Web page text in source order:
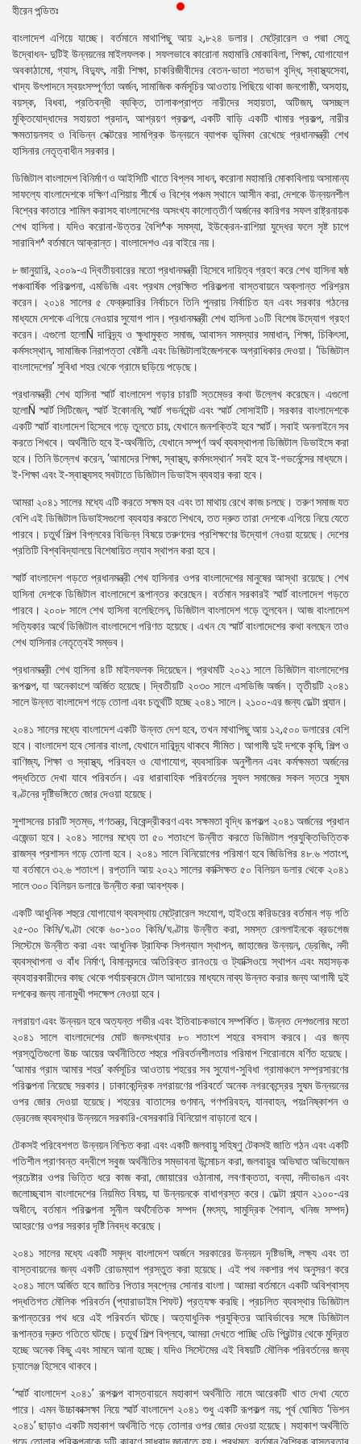
রিলিজ
প্রকাশনা
গ্যালারি
বিএনপি-
জামায়াত
সংগঠন
নির্বাচনী
ইশতেহার
হীরেন পন্ডিতঃ
বাংলাদেশ এগিয়ে যাচ্ছে। বর্তমানে মাথাপিছু আয় ২,৮২৪ ডলার। মেট্রোরেল ও পদ্মা সেতু
উদ্বোধন- দুটিই উন্নয়নের মাইলফলক। সফলভাবে কারোনা মহামারি মোকাবিলা, শিক্ষা, যোগাযোগ
অবকাঠামো, গ্যাস, বিদ্যুৎ, নারী শিক্ষা, চাকরিজীবীদের বেতন-ভাতা শতভাগ বৃদ্ধি, স্বাস্থ্যসেবা,
খাদ্য উৎপাদনে স্বয়ংসম্পূর্ণতা অর্জন, সামাজিক কর্মসূচির আওতায় পিছিয়ে থাকা জনগোষ্ঠী, অসহায়,
বয়স্ক, বিধবা, প্রতিবন্ধী ব্যক্তি, তালাকপ্রাপ্ত নারীদের সহায়তা, অটিজম, অসচ্ছল
মুক্তিযোদ্ধাদের সহায়তা প্রদান, আশ্রয়ণ প্রকল্প, একটি বাড়ি একটি খামার প্রকল্প, নারীর
ক্ষমতায়নসহ ও বিভিন্ন সেক্টরের সামগ্রিক উন্নয়নে ব্যাপক ভূমিকা রেখেছে প্রধানমন্ত্রী শেখ
হাসিনার নেতৃত্বাধীন সরকার।
ডিজিটাল বাংলাদেশ বিনির্মাণ ও আইসিটি খাতে বিপ্লব সাধন, করোনা মহামারি মোকাবিলায় অসামান্য
সাফল্যে বাংলাদেশকে দক্ষিণ এশিয়ায় শীর্ষে ও বিশ্বে পঞ্চম স্থানে আসীন করা, দেশকে উন্নয়নশীল
বিশ্বের কাতারে শামিল করাসহ বাংলাদেশের অসংখ্য কালোত্তীর্ণ অর্জনের কারিগর সফল রাষ্ট্রনায়ক
শেখ হাসিনা। যদিও করোনা-উত্তর বৈশি^ক সমস্যা, ইউক্রেন-রাশিয়া যুদ্ধের ফলে সৃষ্ট চাপে
সারাবিশ^ বর্তমানে আক্রান্ত। বাংলাদেশও এর বাইরে নয়।
৮ জানুয়ারি, ২০০৯-এ দ্বিতীয়বারের মতো প্রধানমন্ত্রী হিসেবে দায়িত্ব গ্রহণ করে শেখ হাসিনা ষষ্ঠ
পঞ্চবার্ষিক পরিকল্পনা, এমডিজি এবং প্রথম প্রেক্ষিত পরিকল্পনা বাস্তবায়নে অক্লান্ত পরিশ্রম
করেন। ২০১৪ সালের ৫ ফেব্রুয়ারির নির্বাচনে তিনি পুনরায় নির্বাচিত হন এবং সরকার গঠনের
মাধ্যমে দেশকে এগিয়ে নেওয়ার সুযোগ পান। প্রধানমন্ত্রী শেখ হাসিনা ১০টি বিশেষ উদ্যোগ গ্রহণ
করেন। এগুলো হলোÑ দারিদ্র্য ও ক্ষুধামুক্ত সমাজ, আবাসন সমস্যার সমাধান, শিক্ষা, চিকিৎসা,
কর্মসংস্থান, সামাজিক নিরাপত্তা বেষ্টনী এবং ডিজিটালাইজেশনকে অগ্রাধিকার দেওয়া। ‘ডিজিটাল
বাংলাদেশের’ সুবিধা শহর থেকে গ্রামে ছড়িয়ে পড়েছে।
প্রধানমন্ত্রী শেখ হাসিনা স্মার্ট বাংলাদেশ গড়ার চারটি স্তম্ভের কথা উল্লেখ করেছেন। এগুলো
হলোÑ স্মার্ট সিটিজেন, স্মার্ট ইকোনমি, স্মার্ট গভর্নমেন্ট এবং স্মার্ট সোসাইটি। সরকার বাংলাদেশকে
একটি স্মার্ট বাংলাদেশ হিসেবে গড়ে তুলতে চায়, যেখানে জনশক্তিই হবে স্মার্ট। সবাই অনলাইনে সব
করতে শিখবে। অর্থনীতি হবে ই-অর্থনীতি, যেখানে সম্পূর্ণ অর্থ ব্যবস্থাপনা ডিজিটাল ডিভাইসে করা
হবে। তিনি উল্লেখ করেন, ‘আমাদের শিক্ষা, স্বাস্থ্য, কর্মসংস্থান’ সবই হবে ই-গভর্নেন্সের মাধ্যমে।
ই-শিক্ষা এবং ই-স্বাস্থ্যসহ সবটাতে ডিজিটাল ডিভাইস ব্যবহার করা হবে।
আমরা ২০৪১ সালের মধ্যে এটি করতে সক্ষম হব এবং তা মাথায় রেখে কাজ চলছে। তরুণ সমাজ যত
বেশি এই ডিজিটাল ডিভাইসগুলো ব্যবহার করতে শিখবে, তত দ্রুত তারা দেশকে এগিয়ে নিয়ে যেতে
পারবে। চতুর্থ শিল্প বিপ্লবের বিভিন্ন বিষয়ে তরুণদের প্রশিক্ষণের উদ্যোগ নেওয়া হয়েছে। দেশের
প্রতিটি বিশ্ববিদ্যালয়ে বিশেষায়িত ল্যাব স্থাপন করা হবে।
স্মার্ট বাংলাদেশ গড়তে প্রধানমন্ত্রী শেখ হাসিনার ওপর বাংলাদেশের মানুষের আস্থা রয়েছে। শেখ
হাসিনা দেশকে ডিজিটাল বাংলাদেশে রূপান্তর করেছেন। বর্তমান সরকারই স্মার্ট বাংলাদেশ গড়তে
পারবে। ২০০৮ সালে শেখ হাসিনা বলেছিলেন, ডিজিটাল বাংলাদেশ গড়ে তুলবেন। আজ বাংলাদেশ
সত্যিকার অর্থে ডিজিটাল বাংলাদেশে পরিণত হয়েছে। এখন যে স্মার্ট বাংলাদেশের কথা বলছেন তাও
শেখ হাসিনার নেতৃত্বেই সম্ভব।
প্রধানমন্ত্রী শেখ হাসিনা ৪টি মাইলফলক দিয়েছেন। প্রথমটি ২০২১ সালে ডিজিটাল বাংলাদেশের
রূপকল্প, যা অনেকাংশে অর্জিত হয়েছে। দ্বিতীয়টি ২০৩০ সালে এসডিজি অর্জন। তৃতীয়টি ২০৪১
সালে উন্নত বাংলাদেশ গড়ে তোলা এবং চতুর্থটি হচ্ছে ২০৪১ সালে। ২১০০-এর জন্য ডেল্টা প্ল্যান।
২০৪১ সালের মধ্যে বাংলাদেশ একটি উন্নত দেশ হবে, তখন মাথাপিছু আয় ১২,৫০০ ডলারের বেশি
হবে। বাংলাদেশ হবে সোনার বাংলা, যেখানে দারিদ্র্য থাকবে সীমিত। আগামী দুই দশকে কৃষি, শিল্প ও
বাণিজ্য, শিক্ষা ও স্বাস্থ্য, পরিবহন ও যোগাযোগ, ব্যবসায়িক অনুশীলন এবং কর্মক্ষমতা অর্জনের
পদ্ধতিতে দেখা যাবে পরিবর্তন। এর ধারাবাহিক পরিবর্তনের সুফল সমাজের সকল স্তরে সুষম
বণ্টনের দৃষ্টিভঙ্গিতে জোর দেওয়া হয়েছে।
সুশাসনের চারটি স্তম্ভ, গণতন্ত্র, বিকেন্দ্রীকরণ এবং সক্ষমতা বৃদ্ধি রূপকল্প ২০৪১ অর্জনের প্রধান
এজেন্ডা হবে। ২০৪১ সালের মধ্যে তা ৫০ শতাংশে উন্নীত করতে ডিজিটাল প্রযুক্তিভিত্তিক
রাজস্ব প্রশাসন গড়ে তোলা হবে। ২০৪১ সালে বিনিয়োগের পরিমাণ হবে জিডিপির ৪৮.৬ শতাংশ,
যা বর্তমানে ৩২.৬ শতাংশ। রপ্তানি আয় ২০২১ সালের কাক্সিক্ষত ৫০ বিলিয়ন ডলার থেকে ২০৪১
সালে ৩০০ বিলিয়ন ডলারে উন্নীত করা আবশ্যক।
একটি আধুনিক শহুরে যোগাযোগ ব্যবস্থায় মেট্রোরেল সংযোগ, হাইওয়ে করিডরের বর্তমান গড় গতি
২৫-৩০ কিমি/ঘণ্টা থেকে ৬০-১০০ কিমি/ঘণ্টায় উন্নীত করা, সমস্ত রেললাইনকে ব্রডগেজ
সিস্টেমে উন্নীত করা এবং আধুনিক ট্রাফিক সিগন্যাল স্থাপন, জাহাজের উন্নয়ন, ড্রেজিং, নদী
ব্যবস্থাপনা ও বাঁধ নির্মাণ, বিমানবন্দরে অতিরিক্ত রানওয়ে ও ট্যাক্সিওয়ে স্থাপন এবং মহাসড়ক
ব্যবহারকারীদের কাছ থেকে পর্যায়ক্রমে টোল আদায়ের মাধ্যমে নাব্য উন্নত করার জন্য আগামী দুই
দশকের জন্য নানামুখী পদক্ষেপ নেওয়া হবে।
নগরায়ণ এবং উন্নয়ন হবে অত্যন্ত গভীর এবং ইতিবাচকভাবে সম্পর্কিত। উন্নত দেশগুলোর মতো
২০৪১ সালে বাংলাদেশের মোট জনসংখ্যার ৮০ শতাংশ শহরে বসবাস করবে। এর জন্য
প্রস্তুতিগুলো উচ্চ আয়ের অর্থনীতিতে শহুরে পরিবর্তনশীলতার পরিমাপ শিরোনামে বর্ণিত হয়েছে।
‘আমার গ্রাম আমার শহর’ কর্মসূচির আওতায় শহরের সব সুযোগ-সুবিধা গ্রামাঞ্চলে সম্প্রসারণের
পরিকল্পনা নিয়েছে সরকার। ঢাকাকেন্দ্রিক নগরায়ণের পরিবর্তে অনেক নগরকেন্দ্রের সুষম উন্নয়নের
ওপর জোর দেওয়া হয়েছে। শহরের বাতাসের গুণমান, গণপরিবহন, যানবাহন, পয়ঃনিষ্কাশন ও
ড্রেনেজ ব্যবস্থার উন্নয়নে সরকারি-বেসরকারি বিনিয়োগ বাড়ানো হবে।
টেকসই পরিবেশগত উন্নয়ন নিশ্চিত করা এবং একটি জলবায়ু সহিষ্ণু টেকসই জাতি গঠন এবং একটি
গতিশীল প্রাণবন্ত বদ্বীপে সবুজ অর্থনীতির সম্ভাবনা উন্মোচন করা, জলবায়ুর অভিঘাত অভিযোজন
প্রচেষ্টার ওপর ভিত্তি ধরে কাজ করা, জোয়ারের ওঠানামা, লবণাক্ততা, বন্যা, নদীভাঙন এবং
জলোচ্ছ্বাস বাংলাদেশের নিয়মিত বিষয়, যা উন্নয়নকে বাধাগ্রস্ত করে। ডেল্টা প্ল্যান ২১০০-এর
অধীনে, বর্তমান পরিকল্পনা সুনীল অর্থনৈতিক সম্পদ (মৎস্য, সামুদ্রিক শৈবাল, খনিজ সম্পদ)
আহরণের ওপর সরকার দৃষ্টি নিবদ্ধ করেছে।
২০৪১ সালের মধ্যে একটি সমৃদ্ধ বাংলাদেশ অর্জনে সরকারের উন্নয়ন দৃষ্টিভঙ্গি, লক্ষ্য এবং তা
বাস্তবায়নের জন্য একটি রোডম্যাপ প্রস্তুত করা হয়েছে। এই পথ নকশার পথ অনুসরণ করে
২০৪১ সালে অর্জিত হবে জাতির পিতার স্বপ্নের সোনার বাংলা। আমরা বর্তমানে একটি অবিশ্বাস্য
পদ্ধতিগত মৌলিক পরিবর্তন (প্যারাডাইম শিফট) প্রত্যক্ষ করছি। প্রচলিত ব্যবস্থার ডিজিটাল
রূপান্তরের পথ ধরে এই পরিবর্তন ঘটছে। অত্যাধুনিক প্রযুক্তির আবির্ভাবের সঙ্গে ডিজিটাল
রূপান্তর দ্রুত গতিতে ঘটছে। চতুর্থ শিল্প বিপ্লবে, আমরা দেখতে পাচ্ছি ৩ডি প্রিন্টার থেকে মুদ্রিত
হচ্ছে অনেক কিছু এবং সামনে আনা হচ্ছে। যদিও সিস্টেমের এই বিষয়টি মৌলিক পরিবর্তনের জন্য
চ্যালেঞ্জ হিসেবে থাকবে।
‘স্মার্ট বাংলাদেশ ২০৪১’ রূপকল্প বাস্তবায়নে মহাকাশ অর্থনীতি নামে আরেকটি খাত দেখা যেতে
পারে। এমন উচ্চাকাক্সক্ষা নিয়ে স্মার্ট বাংলাদেশ ২০৪১ শুধু একটি রূপকল্প নয়; পূর্ব ঘোষিত ‘ভিশন
২০৪১’ ছাড়াও একটি মহাকাশ অর্থনীতি গড়ে তোলার ওপর জোর দেওয়া হয়েছে। মহাকাশ অর্থনীতি